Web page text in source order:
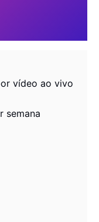
vídeo ao vivo
semana